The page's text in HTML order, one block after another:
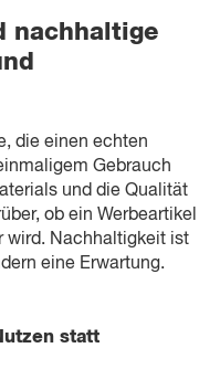
nachhaltige
die einen echten
Gebrauch
und die Qualität
ob ein Werbeartikel
wird. Nachhaltigkeit ist
eine Erwartung.
statt